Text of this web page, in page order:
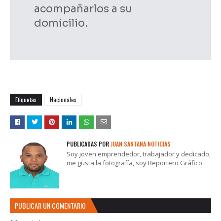
acompañarlos a su
domicilio.
Etiquetas Nacionales
PUBLICADAS PORJUAN SANTANA NOTICIAS
Soy joven emprendedor, trabajador y dedicado,
me gusta la fotografía, soy Reportero Gráfico.
PUBLICAR UN COMENTARIO